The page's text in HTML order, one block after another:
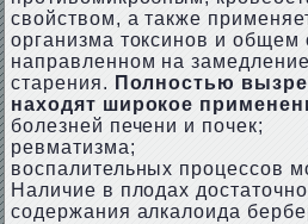
свойством, а также
организма токсинов и общем
направленном на
старения. Полностью
находят широкое
болезней печени и почек;
ревматизма;
воспалительных процессов
Наличие в плодах
содержания алкалоида